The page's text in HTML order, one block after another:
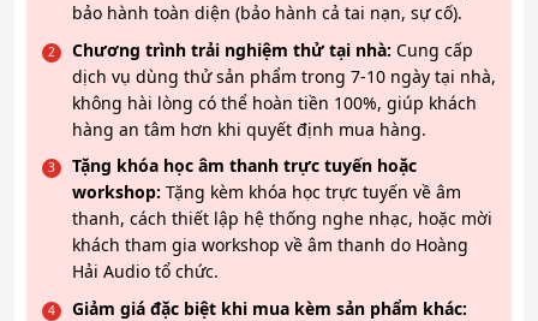
bảo hành toàn diện (bảo hành cả tai nạn, sự cố).
Chương trình trải nghiệm thử tại nhà: Cung cấp
dịch vụ dùng thử sản phẩm trong 7-10 ngày tại nhà,
không hài lòng có thể hoàn tiền 100%, giúp khách
hàng an tâm hơn khi quyết định mua hàng.
Tặng khóa học âm thanh trực tuyến hoặc
workshop: Tặng kèm khóa học trực tuyến về âm
thanh, cách thiết lập hệ thống nghe nhạc, hoặc mời
khách tham gia workshop về âm thanh do Hoàng
Hải Audio tổ chức.
Giảm giá đặc biệt khi mua kèm sản phẩm khác: